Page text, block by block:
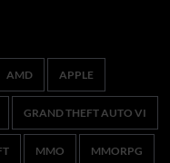
AMD APPLE
GRAND THEFT AUTO VI
MMO MMORPG